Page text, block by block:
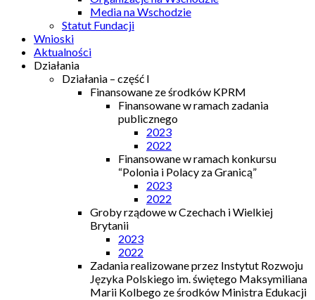
Media na Wschodzie
Statut Fundacji
Wnioski
Aktualności
Działania
Działania – część I
Finansowane ze środków KPRM
Finansowane w ramach zadania
publicznego
2023
2022
Finansowane w ramach konkursu
“Polonia i Polacy za Granicą”
2023
2022
Groby rządowe w Czechach i Wielkiej
Brytanii
2023
2022
Zadania realizowane przez Instytut Rozwoju
Języka Polskiego im. świętego Maksymiliana
Marii Kolbego ze środków Ministra Edukacji